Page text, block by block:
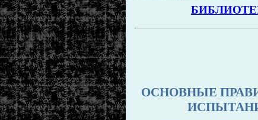
ОСНОВНЫЕ